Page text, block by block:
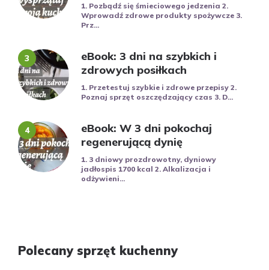
1. Pozbądź się śmieciowego jedzenia 2.
Wprowadź zdrowe produkty spożywcze 3.
Prz...
eBook: 3 dni na szybkich i
zdrowych posiłkach
1. Przetestuj szybkie i zdrowe przepisy 2.
Poznaj sprzęt oszczędzający czas 3. D...
eBook: W 3 dni pokochaj
regenerującą dynię
1. 3 dniowy prozdrowotny, dyniowy
jadłospis 1700 kcal 2. Alkalizacja i
odżywieni...
Polecany sprzęt kuchenny